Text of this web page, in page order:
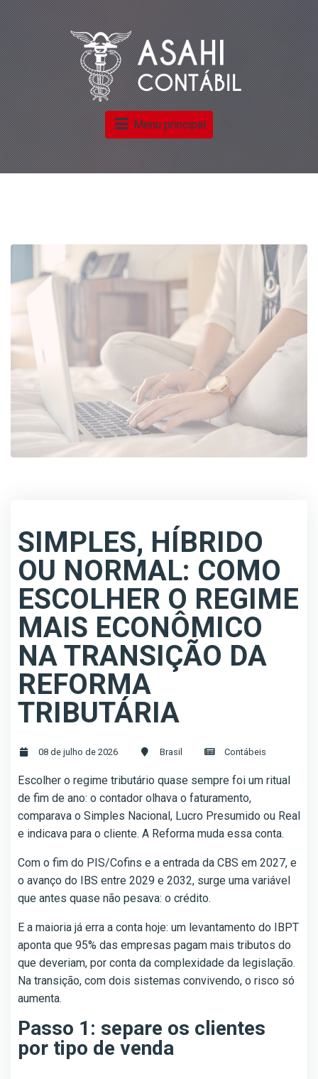
Menu principal
SIMPLES, HÍBRIDO
OU NORMAL: COMO
ESCOLHER O REGIME
MAIS ECONÔMICO
NA TRANSIÇÃO DA
REFORMA
TRIBUTÁRIA
08 de julho de 2026 Brasil Contábeis
Escolher o regime tributário quase sempre foi um ritual
de fim de ano: o contador olhava o faturamento,
comparava o Simples Nacional, Lucro Presumido ou Real
e indicava para o cliente. A Reforma muda essa conta.
Com o fim do PIS/Cofins e a entrada da CBS em 2027, e
o avanço do IBS entre 2029 e 2032, surge uma variável
que antes quase não pesava: o crédito.
E a maioria já erra a conta hoje: um levantamento do IBPT
aponta que 95% das empresas pagam mais tributos do
que deveriam, por conta da complexidade da legislação.
Na transição, com dois sistemas convivendo, o risco só
aumenta.
Passo 1: separe os clientes
por tipo de venda